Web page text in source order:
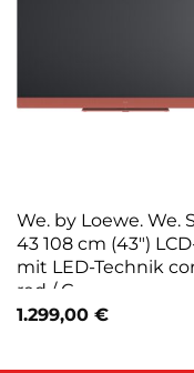
We. by Loewe. We.
43 108 cm (43″)
mit LED-Technik
red / G
1.299,00 €